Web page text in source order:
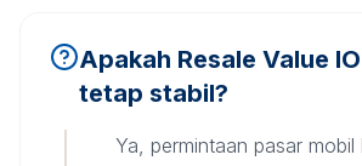
Apakah Resale Value
tetap stabil?
Ya, permintaan pasar mobil